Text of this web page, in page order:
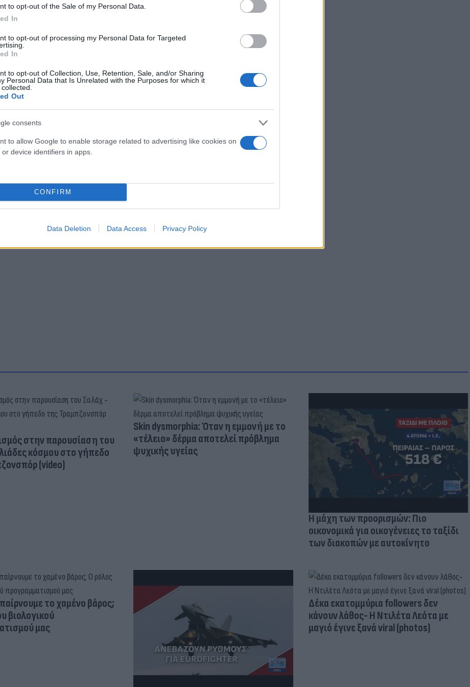
to opt-out of the Sale of my Personal Data.
In
to opt-out of processing my Personal Data for Targeted
In
to opt-out of Collection, Use, Retention, Sale, and/or Sharing
Personal Data that Is Unrelated with the Purposes for which it
Out
consents
to allow Google to enable storage related to advertising like cookies on
or device identifiers in apps.
CONFIRM
Data Deletion Data Access Privacy Policy
Flash.grστην αναζήτηση τηςGoogle
στην παρουσίαση του
κόσμου στο γήπεδο
(video)
Skin dysmorphia: Όταν η εμμονή με το
«τέλειο» δέρμα αποτελεί πρόβλημα
ψυχικής υγείας
Η μάχη των προορισμών: Πιο
οικονομικά για οικογένειες το ταξίδι
των διακοπών με αυτοκίνητο
το χαμένο βάρος;
βιολογικού
μας
Δέκα εκατομμύρια followers δεν
κάνουν λάθος- Η Ντιλέτα Λεότα με
μαγιό έγινε ξανά viral (photos)